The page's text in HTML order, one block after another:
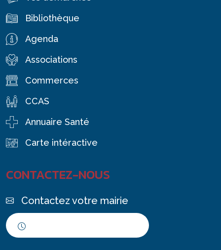
Bibliothèque
Agenda
Associations
Commerces
CCAS
Annuaire Santé
Carte intéractive
CONTACTEZ-NOUS
Contactez votre mairie